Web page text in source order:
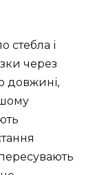
стебла і
через
довжині,